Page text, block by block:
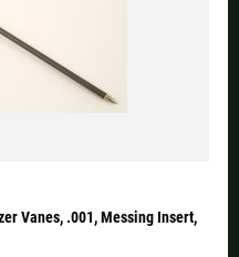
Vanes, .001, Messing Insert,